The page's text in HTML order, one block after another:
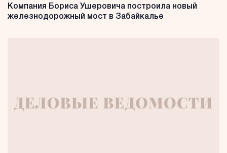
Компания Бориса Ушеровича построила новый
железнодорожный мост в Забайкалье